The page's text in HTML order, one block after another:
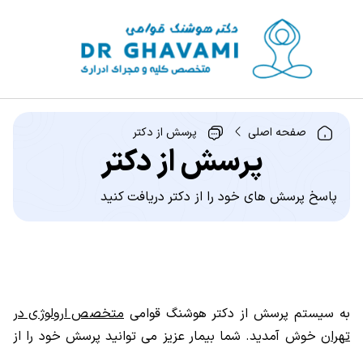
صفحه اصلی پرسش از دکتر
پرسش از دکتر
پاسخ پرسش های خود را از دکتر دریافت کنید
به سیستم پرسش از دکتر هوشنگ قوامی متخصص ارولوژی در
تهران خوش آمدید. شما بیمار عزیز می توانید پرسش خود را از